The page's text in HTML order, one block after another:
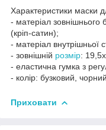
Характеристики маски
- матеріал зовнішнього
(кріп-сатин);
- матеріал внутрішньої
- зовнішній розмір:
- еластична гумка з
- колір: бузковий, чорний.
Приховати